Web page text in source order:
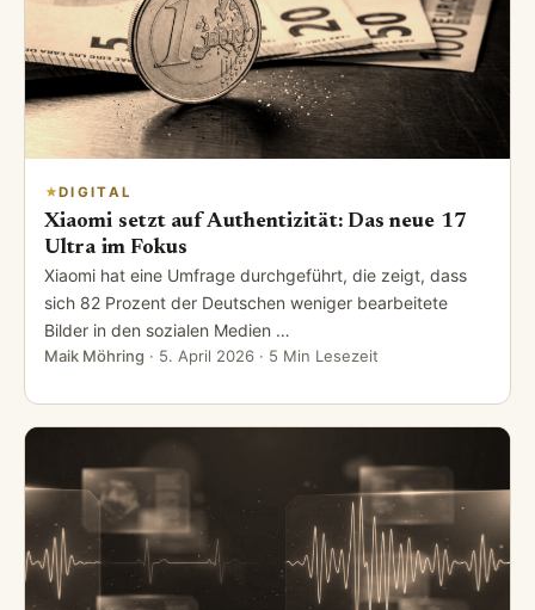
DIGITAL
Xiaomi setzt auf Authentizität: Das neue 17
Ultra im Fokus
Xiaomi hat eine Umfrage durchgeführt, die zeigt, dass
sich 82 Prozent der Deutschen weniger bearbeitete
Bilder in den sozialen Medien …
Maik Möhring · 5. April 2026 · 5 Min Lesezeit